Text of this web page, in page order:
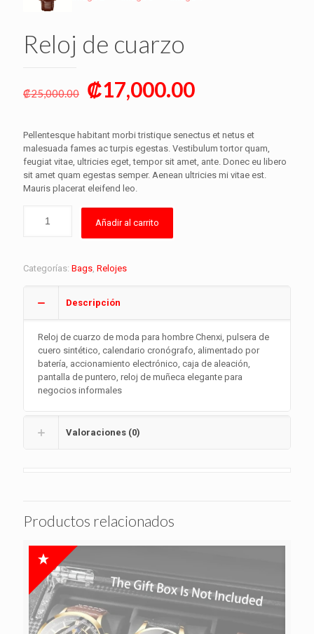
Reloj de cuarzo
₡25,000.00
Original
was:
₡25,000.00.
₡17,000.00Current
is:
₡17,000.00.
Pellentesque habitant morbi tristique senectus et netus et
malesuada fames ac turpis egestas. Vestibulum tortor quam,
feugiat vitae, ultricies eget, tempor sit amet, ante. Donec eu libero
sit amet quam egestas semper. Aenean ultricies mi vitae est.
Mauris placerat eleifend leo.
Añadir al carrito
Categorías: Bags, Relojes
Descripción
Reloj de cuarzo de moda para hombre Chenxi, pulsera de
cuero sintético, calendario cronógrafo, alimentado por
batería, accionamiento electrónico, caja de aleación,
pantalla de puntero, reloj de muñeca elegante para
negocios informales
Valoraciones (0)
Productos relacionados